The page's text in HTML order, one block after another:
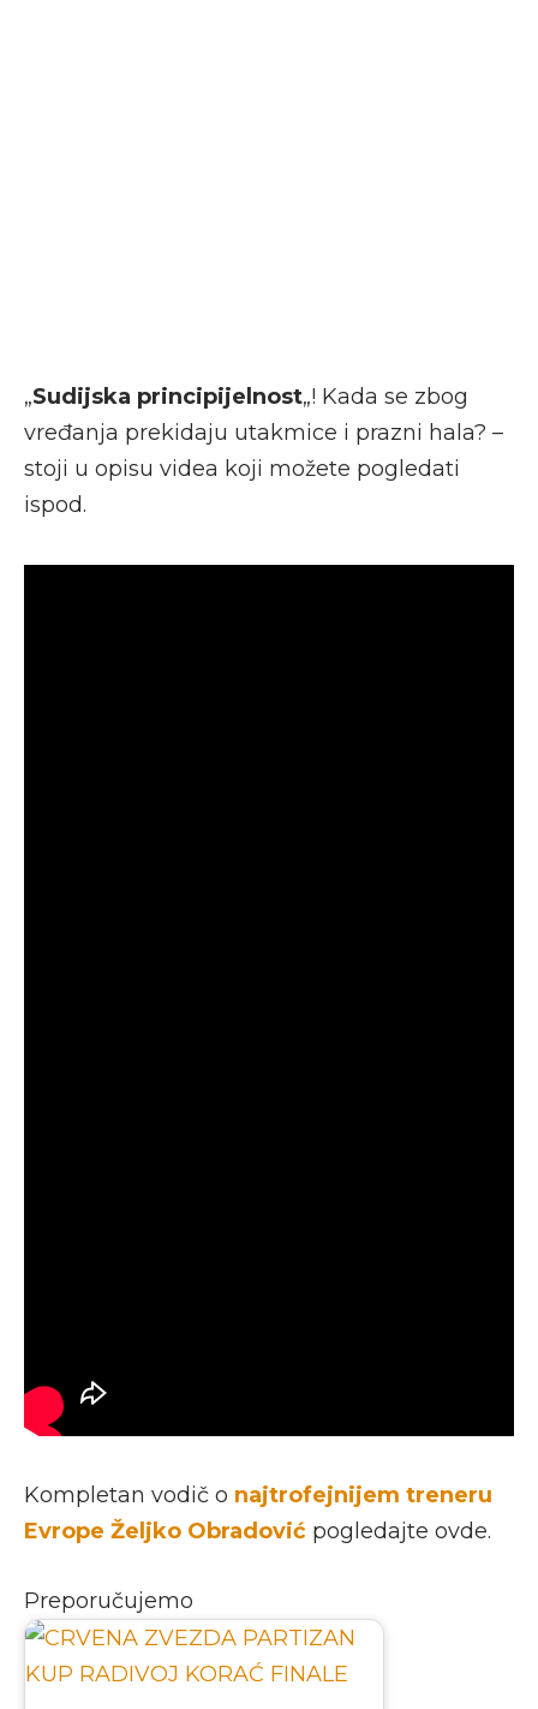
„Sudijska principijelnost„! Kada se zbog
vređanja prekidaju utakmice i prazni hala? –
stoji u opisu videa koji možete pogledati
ispod.
Kompletan vodič o najtrofejnijem treneru
Evrope Željko Obradović pogledajte ovde.
Preporučujemo